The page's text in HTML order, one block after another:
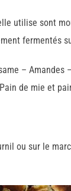
utilise sont
fermentés
– Amandes
de mie et
ou sur le